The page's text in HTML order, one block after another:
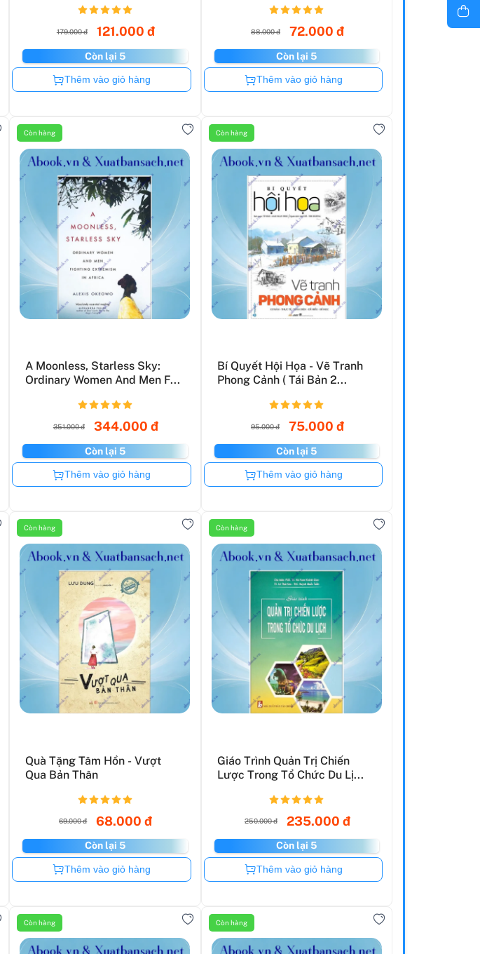
179.000 đ 121.000 đ
Còn lại 5
Còn hàng
Thêm vào giỏ hàng
88.000 đ 72.000 đ
Còn lại 5
Còn hàng
Thêm vào giỏ hàng
Còn hàng
A Moonless, Starless Sky:
Ordinary Women And Men F...
351.000 đ 344.000 đ
Còn lại 5
Còn hàng
Thêm vào giỏ hàng
Còn hàng
Bí Quyết Hội Họa - Vẽ Tranh
Phong Cảnh ( Tái Bản 2...
95.000 đ 75.000 đ
Còn lại 5
Còn hàng
Thêm vào giỏ hàng
Còn hàng
Quà Tặng Tâm Hồn - Vượt
Qua Bản Thân
69.000 đ 68.000 đ
Còn lại 5
Còn hàng
Thêm vào giỏ hàng
Còn hàng
Giáo Trình Quản Trị Chiến
Lược Trong Tổ Chức Du Lị...
250.000 đ 235.000 đ
Còn lại 5
Còn hàng
Thêm vào giỏ hàng
Còn hàng Còn hàng